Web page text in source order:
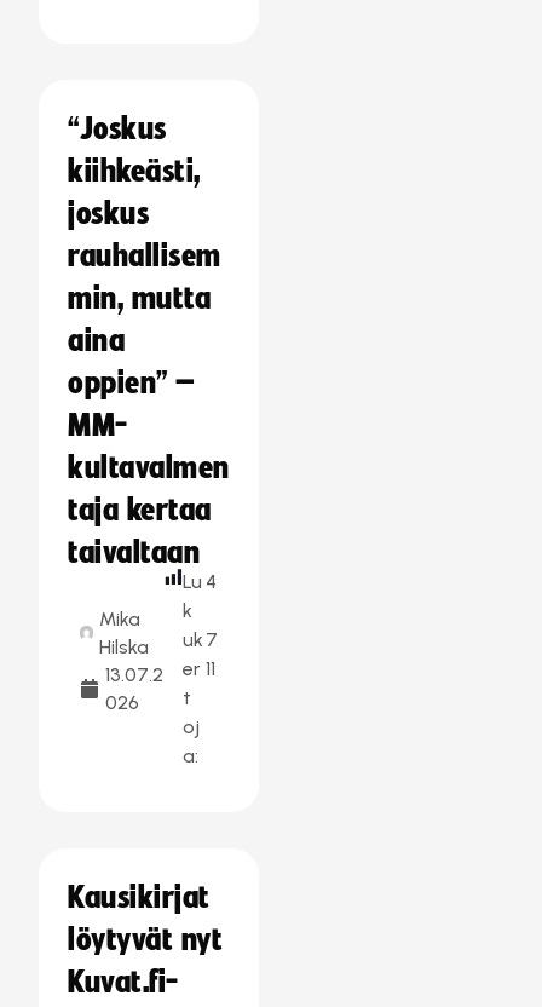
“Joskus
kiihkeästi,
joskus
rauhallisem
min, mutta
aina
oppien” –
MM-
kultavalmen
taja kertaa
taivaltaan
Mika
Hilska
13.07.2
026
Lu
k
uk
er
t
oj
a:
4
7
11
Kausikirjat
löytyvät nyt
Kuvat.fi-